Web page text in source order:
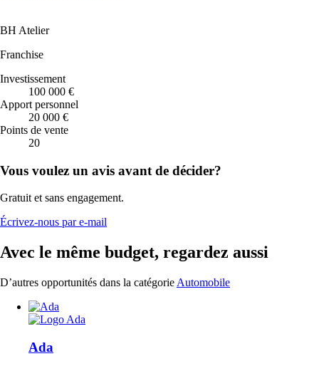
BH Atelier
Franchise
Investissement
100 000 €
Apport personnel
20 000 €
Points de vente
20
Vous voulez un avis avant de décider?
Gratuit et sans engagement.
Écrivez-nous par e-mail
Avec le même budget, regardez aussi
D’autres opportunités dans la catégorie Automobile
Ada